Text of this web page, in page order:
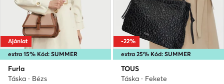
extra 15% Kód: SUMMER
Ajánlat
Furla
Táska · Bézs
extra 25% Kód: SUMMER
-22%
TOUS
Táska · Fekete